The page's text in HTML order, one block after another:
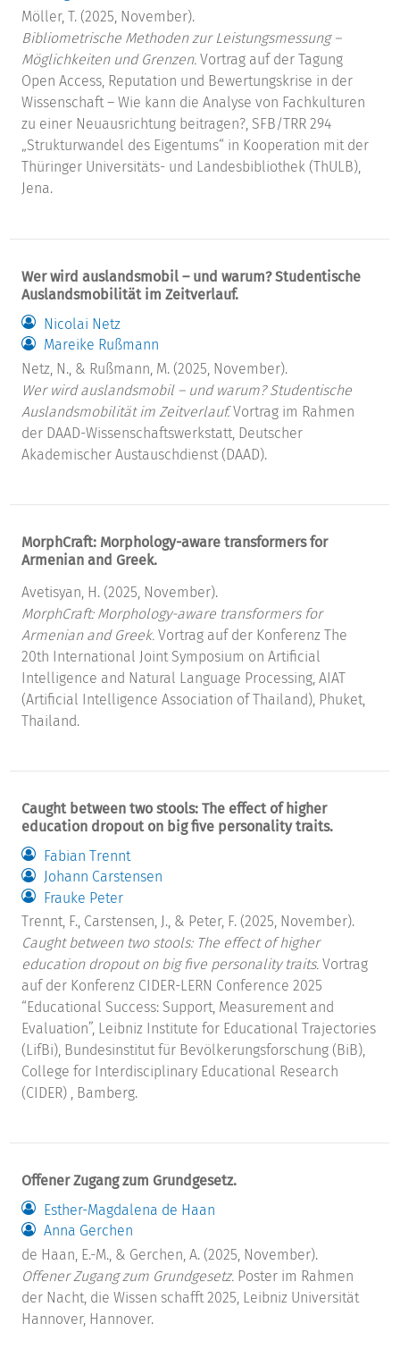
Möller, T. (2025, November).
Bibliometrische Methoden zur Leistungsmessung –
Möglichkeiten und Grenzen. Vortrag auf der Tagung
Open Access, Reputation und Bewertungskrise in der
Wissenschaft – Wie kann die Analyse von Fachkulturen
zu einer Neuausrichtung beitragen?, SFB/TRR 294
„Strukturwandel des Eigentums“ in Kooperation mit der
Thüringer Universitäts- und Landesbibliothek (ThULB),
Jena.
Wer wird auslandsmobil – und warum? Studentische
Auslandsmobilität im Zeitverlauf.
Nicolai Netz
Mareike Rußmann
Netz, N., & Rußmann, M. (2025, November).
Wer wird auslandsmobil – und warum? Studentische
Auslandsmobilität im Zeitverlauf.Vortrag im Rahmen
der DAAD-Wissenschaftswerkstatt, Deutscher
Akademischer Austauschdienst (DAAD).
MorphCraft: Morphology-aware transformers for
Armenian and Greek.
Avetisyan, H. (2025, November).
MorphCraft: Morphology-aware transformers for
Armenian and Greek. Vortrag auf der Konferenz The
20th International Joint Symposium on Artificial
Intelligence and Natural Language Processing, AIAT
(Artificial Intelligence Association of Thailand), Phuket,
Thailand.
Caught between two stools: The effect of higher
education dropout on big five personality traits.
Fabian Trennt
Johann Carstensen
Frauke Peter
Trennt, F., Carstensen, J., & Peter, F. (2025, November).
Caught between two stools: The effect of higher
education dropout on big five personality traits. Vortrag
auf der Konferenz CIDER-LERN Conference 2025
“Educational Success: Support, Measurement and
Evaluation”, Leibniz Institute for Educational Trajectories
(LifBi), Bundesinstitut für Bevölkerungsforschung (BiB),
College for Interdisciplinary Educational Research
(CIDER) , Bamberg.
Offener Zugang zum Grundgesetz.
Esther-Magdalena de Haan
Anna Gerchen
de Haan, E.-M., & Gerchen, A. (2025, November).
Offener Zugang zum Grundgesetz. Poster im Rahmen
der Nacht, die Wissen schafft 2025, Leibniz Universität
Hannover, Hannover.